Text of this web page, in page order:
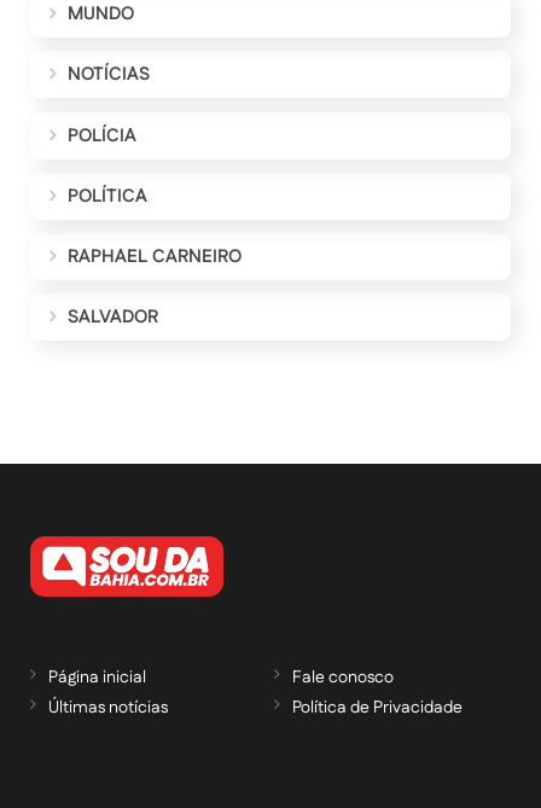
MUNDO
NOTÍCIAS
POLÍCIA
POLÍTICA
RAPHAEL CARNEIRO
SALVADOR
Página inicial
Últimas notícias
Fale conosco
Política de Privacidade